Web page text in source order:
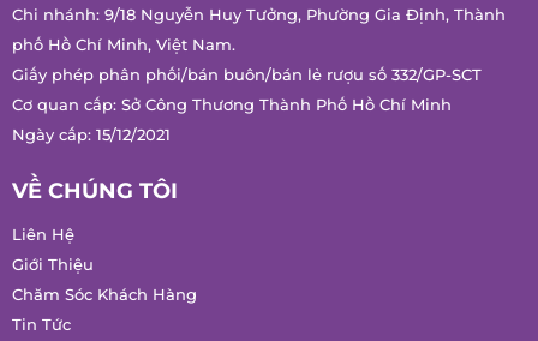
Trụ sở chính: 618/34 Âu Cơ, Phường Bảy Hiền, Thành phố Hồ
Chí Minh, Việt Nam.
Chi nhánh: 9/18 Nguyễn Huy Tưởng, Phường Gia Định, Thành
phố Hồ Chí Minh, Việt Nam.
Giấy phép phân phối/bán buôn/bán lẻ rượu số 332/GP-SCT
Ngày cấp: 15/12/2021
VỀ CHÚNG TÔI
Liên Hệ
Giới Thiệu